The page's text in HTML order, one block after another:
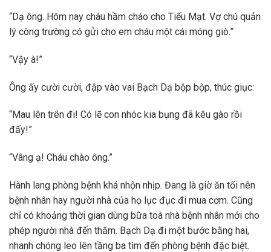
“Dạ ông. Hôm nay cháu hầm cháo cho Tiếu Mạt. Vợ chú quản
lý công trường có gửi cho em cháu một cái móng giò.”
“Vậy à!”
Ông ấy cười cười, đập vào vai Bạch Dạ bộp bộp, thúc giục:
“Mau lên trên đi! Có lẽ con nhóc kia bụng đã kêu gào rồi
đấy!”
“Vâng ạ! Cháu chào ông.”
Hành lang phòng bệnh khá nhộn nhịp. Đang là giờ ăn tối nên
bệnh nhân hay người nhà của họ lục đục đi mua cơm. Cũng
chỉ có khoảng thời gian dùng bữa toà nhà bệnh nhân mới cho
phép người nhà đến thăm. Bạch Dạ đi một bước bằng hai,
nhanh chóng leo lên tầng ba tìm đến phòng bệnh đặc biệt.